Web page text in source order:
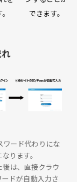
できます。
ード代わりにな
ります。
は、直接クラウ
ドが自動入力さ